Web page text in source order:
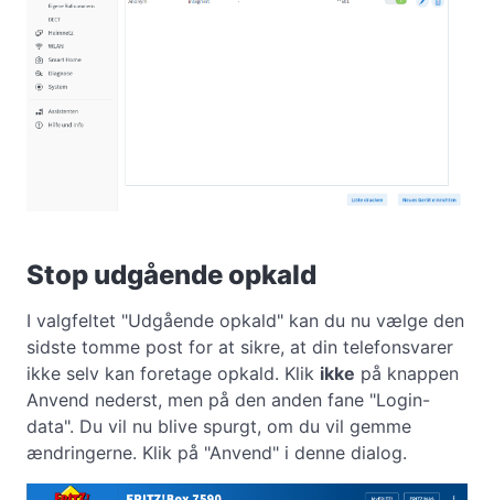
Stop udgående opkald
I valgfeltet "Udgående opkald" kan du nu vælge den
sidste tomme post for at sikre, at din telefonsvarer
ikke selv kan foretage opkald. Klik ikke på knappen
Anvend nederst, men på den anden fane "Login-
data". Du vil nu blive spurgt, om du vil gemme
ændringerne. Klik på "Anvend" i denne dialog.